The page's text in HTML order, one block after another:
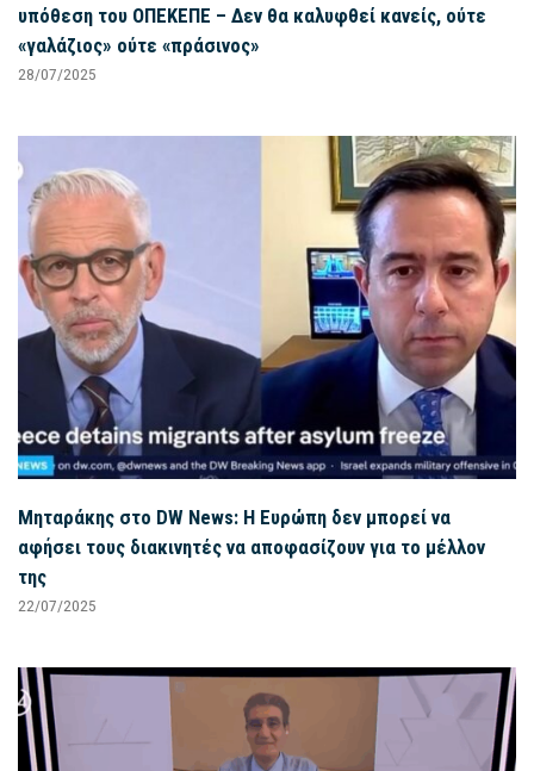
υπόθεση του ΟΠΕΚΕΠΕ – Δεν θα καλυφθεί κανείς, ούτε
«γαλάζιος» ούτε «πράσινος»
28/07/2025
Μηταράκης στο DW News: Η Ευρώπη δεν μπορεί να
αφήσει τους διακινητές να αποφασίζουν για το μέλλον
της
22/07/2025